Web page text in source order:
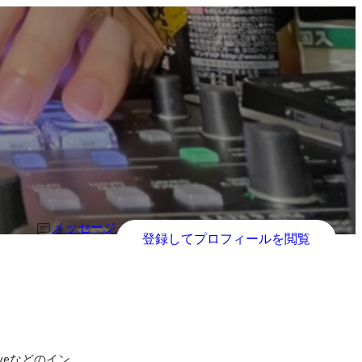
メッセージ
登録してプロフィールを閲覧
などのイン